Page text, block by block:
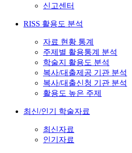
신고센터
RISS 활용도 분석
자료 현황 통계
주제별 활용통계 분석
학술지 활용도 분석
복사/대출제공 기관 분석
복사/대출신청 기관 분석
활용도 높은 주제
최신/인기 학술자료
최신자료
인기자료